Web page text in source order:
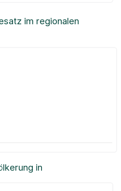
in
im regionalen